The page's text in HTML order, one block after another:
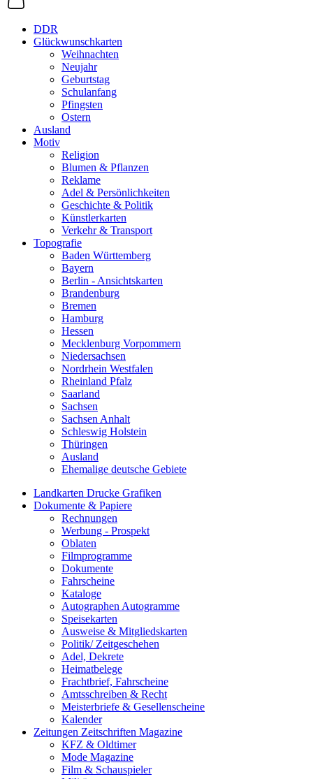
DDR
Glückwunschkarten
Weihnachten
Neujahr
Geburtstag
Schulanfang
Pfingsten
Ostern
Ausland
Motiv
Religion
Blumen & Pflanzen
Reklame
Adel & Persönlichkeiten
Geschichte & Politik
Künstlerkarten
Verkehr & Transport
Topografie
Baden Württemberg
Bayern
Berlin - Ansichtskarten
Brandenburg
Bremen
Hamburg
Hessen
Mecklenburg Vorpommern
Niedersachsen
Nordrhein Westfalen
Rheinland Pfalz
Saarland
Sachsen
Sachsen Anhalt
Schleswig Holstein
Thüringen
Ausland
Ehemalige deutsche Gebiete
Landkarten Drucke Grafiken
Dokumente & Papiere
Rechnungen
Werbung - Prospekt
Oblaten
Filmprogramme
Dokumente
Fahrscheine
Kataloge
Autographen Autogramme
Speisekarten
Ausweise & Mitgliedskarten
Politik/ Zeitgeschehen
Adel, Dekrete
Heimatbelege
Frachtbrief, Fahrscheine
Amtsschreiben & Recht
Meisterbriefe & Gesellenscheine
Kalender
Zeitungen Zeitschriften Magazine
KFZ & Oldtimer
Mode Magazine
Film & Schauspieler